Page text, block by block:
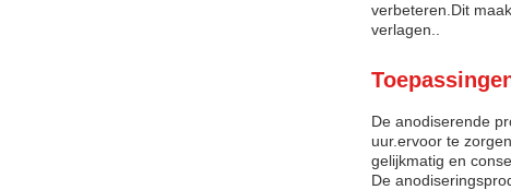
verbeteren.Dit
verlagen..
De anodiserende
uur.ervoor te
gelijkmatig en
De